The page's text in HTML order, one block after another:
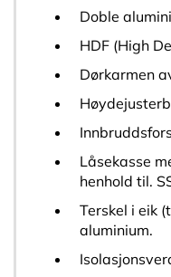
Doble
HDF (High
Dørkarmen
Låsekasse
henhold til.
Terskel i eik
aluminium.